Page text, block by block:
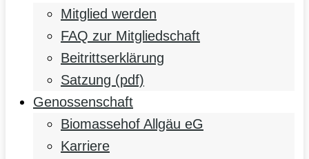
Mitglied werden
FAQ zur Mitgliedschaft
Beitrittserklärung
Satzung (pdf)
Genossenschaft
Biomassehof Allgäu eG
Karriere